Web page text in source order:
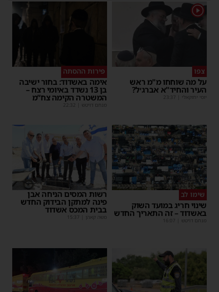
על מה שוחחו מ"מ ראש
העיר והחיד"א אברג׳ל?
יוסי יחזקאלי |
23:37
פירות ההסתה
אימה באשדוד: בחור ישיבה
בן 13 נשדד באיומי רצח –
המשטרה הקימה צח”מ
מנחם דויטש |
22:32
שימו לב
שינוי חריג במועד השוק
באשדוד – זה התאריך החדש
מנחם דויטש |
16:07
רשות המסים הניחה אבן
פינה למתקן הבידוק החדש
בבית המכס אשדוד
משה קאהן |
15:37